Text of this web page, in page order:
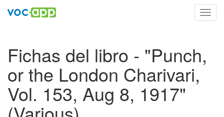
Fichas del libro - "Punch,
or the London Charivari,
Vol. 153, Aug 8, 1917"